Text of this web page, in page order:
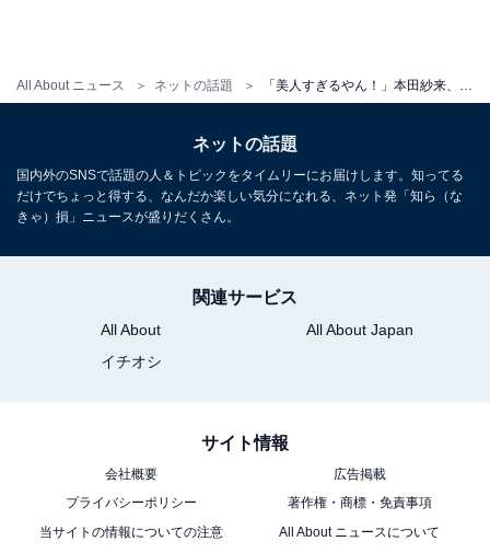
All About ニュース ネットの話題 「美人すぎるやん！」本田紗来、“大好きなお姉ちゃん”との誕生日ショット公開「どんだけ可愛い姉妹」
ネットの話題
国内外のSNSで話題の人＆トピックをタイムリーにお届けします。知ってる
だけでちょっと得する、なんだか楽しい気分になれる、ネット発「知ら（な
きゃ）損」ニュースが盛りだくさん。
関連サービス
All About
All About Japan
イチオシ
サイト情報
会社概要
広告掲載
プライバシーポリシー
著作権・商標・免責事項
当サイトの情報についての注意
All About ニュースについて